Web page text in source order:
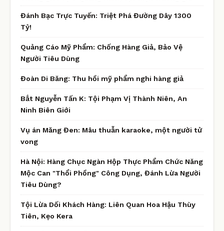
Đánh Bạc Trực Tuyến: Triệt Phá Đường Dây 1300
Tỷ!
Quảng Cáo Mỹ Phẩm: Chống Hàng Giả, Bảo Vệ
Người Tiêu Dùng
Đoàn Di Băng: Thu hồi mỹ phẩm nghi hàng giả
Bắt Nguyễn Tấn K: Tội Phạm Vị Thành Niên, An
Ninh Biên Giới
Vụ án Măng Đen: Mâu thuẫn karaoke, một người tử
vong
Hà Nội: Hàng Chục Ngàn Hộp Thực Phẩm Chức Năng
Mộc Can "Thổi Phồng" Công Dụng, Đánh Lừa Người
Tiêu Dùng?
Tội Lừa Dối Khách Hàng: Liên Quan Hoa Hậu Thùy
Tiên, Kẹo Kera